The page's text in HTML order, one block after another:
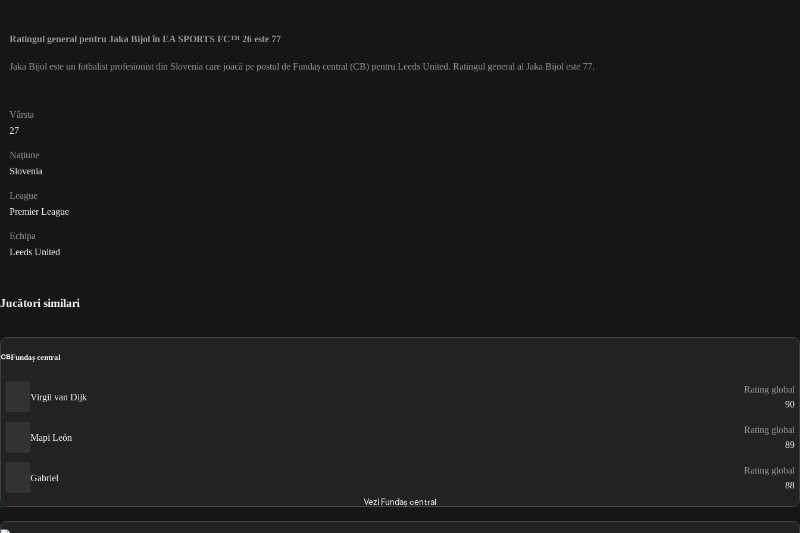
Ratingul general pentru Jaka Bijol în EA SPORTS FC™ 26 este 77
Jaka Bijol este un fotbalist profesionist din Slovenia care joacă pe postul de Fundaș central (CB) pentru Leeds United. Ratingul general al Jaka Bijol este 77.
Vârsta
27
Naţiune
Slovenia
League
Premier League
Echipa
Leeds United
Jucători similari
CBFundaș central
Virgil van Dijk
Rating global
90
Mapi León
Rating global
89
Gabriel
Rating global
88
Vezi Fundaș central